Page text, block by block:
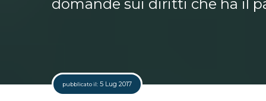
domande sui diritti che ha il
pubblicato il: 5 Lug 2017